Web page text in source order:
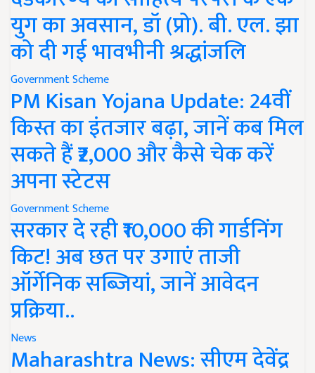
युग का अवसान, डॉ (प्रो). बी. एल. झा
को दी गई भावभीनी श्रद्धांजलि
Government Scheme
PM Kisan Yojana Update: 24वीं
किस्त का इंतजार बढ़ा, जानें कब मिल
सकते हैं ₹2,000 और कैसे चेक करें
अपना स्टेटस
Government Scheme
सरकार दे रही ₹10,000 की गार्डनिंग
किट! अब छत पर उगाएं ताजी
ऑर्गेनिक सब्जियां, जानें आवेदन
प्रक्रिया..
News
Maharashtra News: सीएम देवेंद्र